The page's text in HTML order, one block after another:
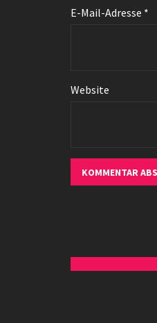
E-Mail-Adresse *
Website